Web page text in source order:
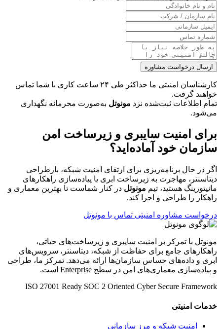
ارسال درخواست مشاوره
کارشناسان امنیتی ما حداکثر طی ۲۴ ساعت کاری با شما تماس
خواهند گرفت.
تمام اطلاعات ثبت‌شده نزد مونوتل به‌صورت محرمانه نگهداری
می‌شود.
برای امنیت سایبری و زیرساخت امن
سازمان خود آماده‌اید؟
اگر در حال برنامه‌ریزی برای ارتقای امنیت شبکه، بازطراحی
دیتاسنتر، مهاجرت به زیرساخت ابری یا پیاده‌سازی راهکارهای
مانیتورینگ هستید، تیم مونوتل در کنار شماست تا بهترین معماری و
راهکار را طراحی و اجرا کند.
درخواست مشاوره امنیتی تماس با مونوتل
مونوتل با تمرکز بر امنیت سایبری و زیرساخت‌های حیاتی،
راهکارهای جامع برای حفاظت از شبکه، دیتاسنتر، سرویس‌های
ابری و داده‌های حساس سازمان‌ها ارائه می‌دهد. تمرکز ما، طراحی
و پیاده‌سازی معماری‌های امن در سطح Enterprise است.
ISO 27001 Ready SOC 2 Oriented Cyber Secure Framework
خدمات امنیتی
امنیت شبکه و مرز سازمانی